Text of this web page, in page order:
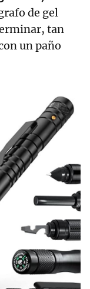
de gel
tan
un paño